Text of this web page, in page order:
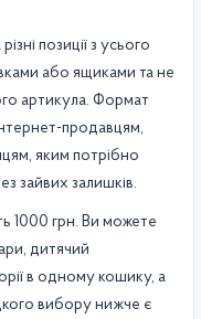
позиції з усього
або ящиками та не
артикула. Формат
продавцям,
яким потрібно
зайвих залишків.
1000 грн. Ви можете
дитячий
в одному кошику, а
вибору нижче є